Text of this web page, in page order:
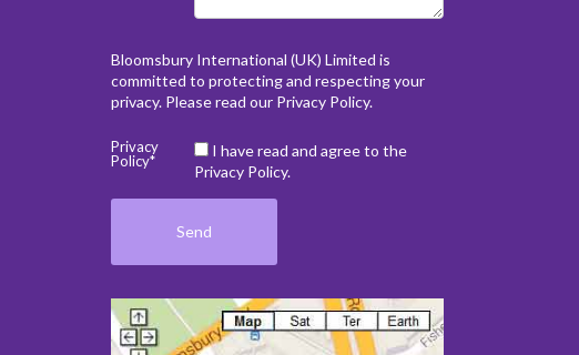
Bloomsbury International (UK) Limited is
committed to protecting and respecting your
privacy. Please read our Privacy Policy.
Privacy
Policy*
I have read and agree to the
Privacy Policy.